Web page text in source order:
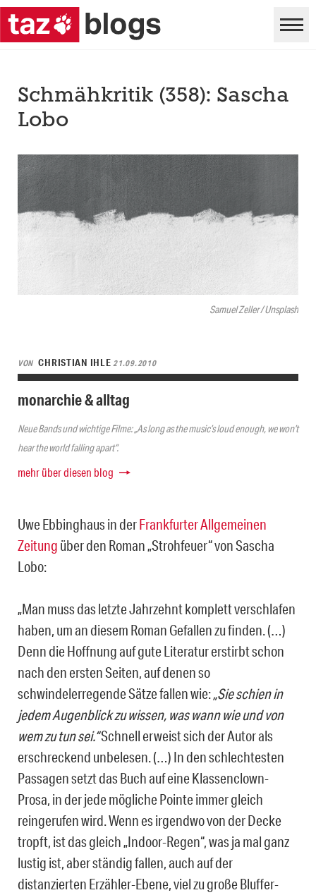
Samuel Zeller / Unsplash
Schmähkritik (358): Sascha
Lobo
VON CHRISTIAN IHLE21.09.2010
monarchie & alltag
Neue Bands und wichtige Filme: „As long as the music’s loud enough, we won’t
hear the world falling apart“.
mehr über diesen blog
Uwe Ebbinghaus in derFrankfurter Allgemeinen
Zeitung über den Roman „Strohfeuer“ von Sascha
Lobo:
„Man muss das letzte Jahrzehnt komplett verschlafen
haben, um an diesem Roman Gefallen zu finden. (…)
Denn die Hoffnung auf gute Literatur erstirbt schon
nach den ersten Seiten, auf denen so
schwindelerregende Sätze fallen wie:„Sie schien in
jedem Augenblick zu wissen, was wann wie und von
wem zu tun sei.“Schnell erweist sich der Autor als
erschreckend unbelesen. (…) In den schlechtesten
Passagen setzt das Buch auf eine Klassenclown-
Prosa, in der jede mögliche Pointe immer gleich
reingerufen wird. Wenn es irgendwo von der Decke
tropft, ist das gleich „Indoor-Regen“, was ja mal ganz
lustig ist, aber ständig fallen, auch auf der
distanzierten Erzähler-Ebene, viel zu große Bluffer-